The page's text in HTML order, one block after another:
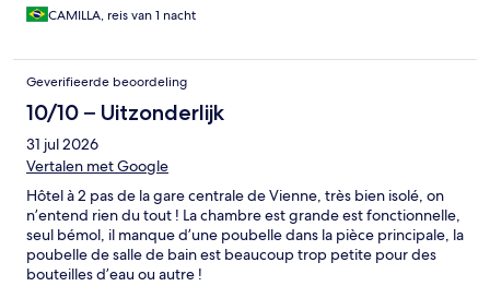
CAMILLA, reis van 1 nacht
Geverifieerde beoordeling
10/10 – Uitzonderlijk
31 jul 2026
Vertalen met Google
Hôtel à 2 pas de la gare centrale de Vienne, très bien isolé, on
n’entend rien du tout ! La chambre est grande est fonctionnelle,
seul bémol, il manque d’une poubelle dans la pièce principale, la
poubelle de salle de bain est beaucoup trop petite pour des
bouteilles d’eau ou autre !